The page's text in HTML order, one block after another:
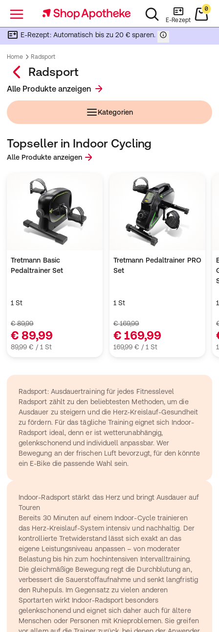
Menü E-Rezept
0
E-Rezept: Automatisch bis zu 20 € sparen.
Home Radsport
Radsport
Alle Produkte anzeigen
Kategorien
Topseller in Indoor Cycling
Alle Produkte anzeigen
Tretmann Basic
Pedaltrainer Set
1 St
€ 89,99
€ 89,99
89,99 € / 1 St
Tretmann Pedaltrainer PRO
Set
1 St
€ 169,99
€ 169,99
169,99 € / 1 St
Radsport: Ausdauertraining für jedes Fitnesslevel
Radsport zählt zu den beliebtesten Methoden, um die
Ausdauer zu steigern und die Herz-Kreislauf-Gesundheit
zu fördern. Für das tägliche Training eignet sich Indoor-
Radsport ideal, denn er ist wetterunabhängig,
gelenkschonend und individuell anpassbar. Wer
Bewegung an der frischen Luft bevorzugt, für den könnte
ein E-Bike die passende Wahl sein.
Indoor-Radsport stärkt das Herz und bringt Ausdauer auf
Touren
Bereits 30 Minuten auf einem Indoor-Cycle trainieren
das Herz-Kreislauf-System intensiv und nachhaltig. Der
kontrollierte Tretwiderstand lässt sich exakt an das
eigene Leistungsniveau anpassen – von moderater
Belastung bis hin zum hochintensiven Intervalltraining.
Die gleichmäßige Bewegung regt die Durchblutung an,
verbessert die Sauerstoffaufnahme und senkt langfristig
den Ruhepuls. Im Gegensatz zu vielen anderen
Sportarten wirkt Indoor-Radsport besonders
gelenkschonend und eignet sich daher auch für ältere
Menschen oder Personen mit Knieproblemen. Sie greifen